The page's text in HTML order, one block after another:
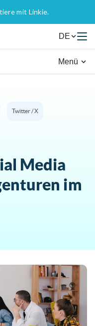
mit Linkie.
DE
Menü
Twitter / X
Media
im